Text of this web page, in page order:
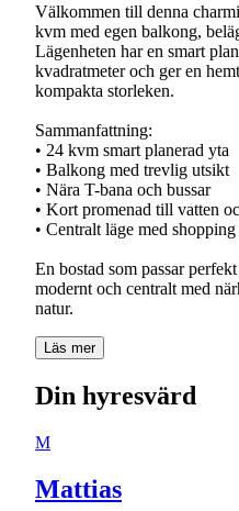
Välkommen till denna
kvm med egen balkong,
Lägenheten har en smart
kvadratmeter och ger en
kompakta storleken.
Sammanfattning:
• 24 kvm smart planerad yta
• Balkong med trevlig utsikt
• Nära T-bana och bussar
• Kort promenad till vatten
• Centralt läge med
En bostad som passar
modernt och centralt med
natur.
Läs mer
Din hyresvärd
M
Mattias